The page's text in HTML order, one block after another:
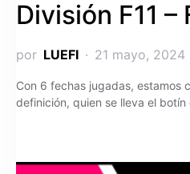
División F11 –
por LUEFI 21 mayo, 2024
Con 6 fechas jugadas, estamos
definición, quien se lleva el